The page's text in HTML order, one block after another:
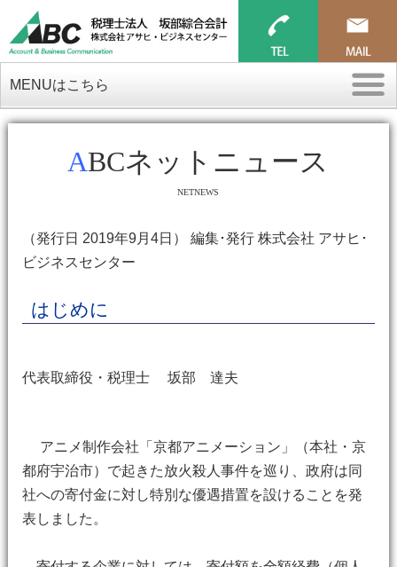
MENUはこちら
ABCネットニュース
NETNEWS
（発行日 2019年9月4日） 編集･発行 株式会社 アサヒ･
ビジネスセンター
はじめに
代表取締役・税理士 坂部 達夫
アニメ制作会社「京都アニメーション」（本社・京
都府宇治市）で起きた放火殺人事件を巡り、政府は同
社への寄付金に対し特別な優遇措置を設けることを発
表しました。